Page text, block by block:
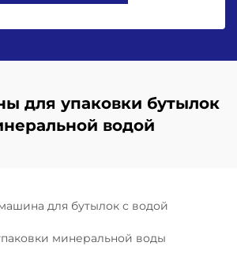
для упаковки бутылок
водой
для бутылок с водой
минеральной воды